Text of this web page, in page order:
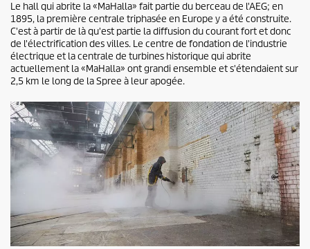
Le hall qui abrite la «MaHalla» fait partie du berceau de l'AEG; en
1895, la première centrale triphasée en Europe y a été construite.
C'est à partir de là qu'est partie la diffusion du courant fort et donc
de l'électrification des villes. Le centre de fondation de l'industrie
électrique et la centrale de turbines historique qui abrite
actuellement la «MaHalla» ont grandi ensemble et s'étendaient sur
2,5 km le long de la Spree à leur apogée.